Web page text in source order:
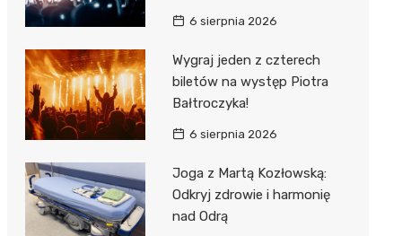
6 sierpnia 2026
Wygraj jeden z czterech
biletów na występ Piotra
Bałtroczyka!
6 sierpnia 2026
Joga z Martą Kozłowską:
Odkryj zdrowie i harmonię
nad Odrą